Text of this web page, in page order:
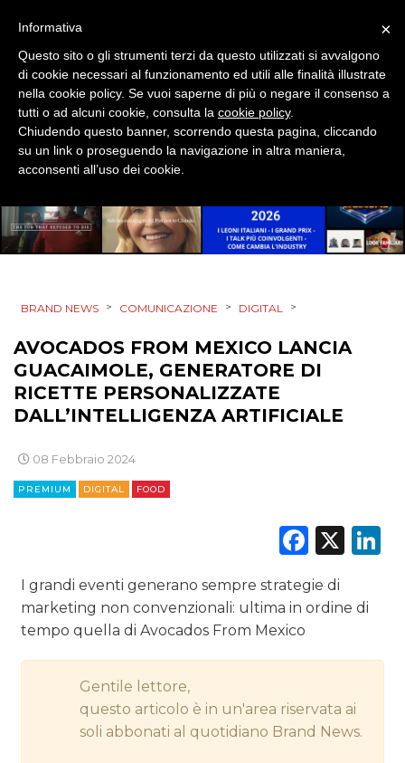
MOBILE
PROMOZIONI
PRODOTTI
PUNTI VENDITA
CSR
STRATEGIE
RADIO / AUDIO
BRAND NEWS > COMUNICAZIONE > DIGITAL >
AVOCADOS FROM MEXICO LANCIA
GUACAIMOLE, GENERATORE DI
RICETTE PERSONALIZZATE
DALL’INTELLIGENZA ARTIFICIALE
08 Febbraio 2024
PREMIUM DIGITAL FOOD
X
I grandi eventi generano sempre strategie di
marketing non convenzionali: ultima in ordine di
tempo quella di Avocados From Mexico
Gentile lettore,
questo articolo è in un'area riservata ai
soli abbonati al quotidiano Brand News.
×
Informativa
Questo sito o gli strumenti terzi da questo utilizzati si avvalgono
di cookie necessari al funzionamento ed utili alle finalità illustrate
nella cookie policy. Se vuoi saperne di più o negare il consenso a
tutti o ad alcuni cookie, consulta la cookie policy.
Chiudendo questo banner, scorrendo questa pagina, cliccando
su un link o proseguendo la navigazione in altra maniera,
acconsenti all’uso dei cookie.